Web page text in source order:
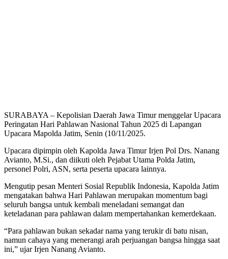
SURABAYA – Kepolisian Daerah Jawa Timur menggelar Upacara
Peringatan Hari Pahlawan Nasional Tahun 2025 di Lapangan
Upacara Mapolda Jatim, Senin (10/11/2025.
Upacara dipimpin oleh Kapolda Jawa Timur Irjen Pol Drs. Nanang
Avianto, M.Si., dan diikuti oleh Pejabat Utama Polda Jatim,
personel Polri, ASN, serta peserta upacara lainnya.
Mengutip pesan Menteri Sosial Republik Indonesia, Kapolda Jatim
mengatakan bahwa Hari Pahlawan merupakan momentum bagi
seluruh bangsa untuk kembali meneladani semangat dan
keteladanan para pahlawan dalam mempertahankan kemerdekaan.
“Para pahlawan bukan sekadar nama yang terukir di batu nisan,
namun cahaya yang menerangi arah perjuangan bangsa hingga saat
ini,” ujar Irjen Nanang Avianto.